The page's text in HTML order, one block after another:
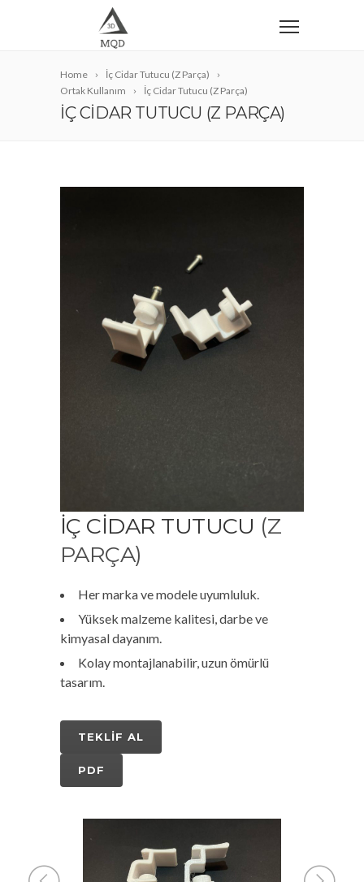
Home
İç Cidar Tutucu (Z Parça)
Ortak Kullanım
İç Cidar Tutucu (Z Parça)
İÇ CIDAR TUTUCU (Z PARÇA)
İÇ CIDAR TUTUCU (Z
PARÇA)
Her marka ve modele uyumluluk.
Yüksek malzeme kalitesi, darbe ve
kimyasal dayanım.
Kolay montajlanabilir, uzun ömürlü
tasarım.
TEKLIF AL
PDF